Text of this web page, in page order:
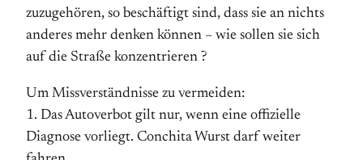
zuzugehören, so beschäftigt sind, dass sie an nichts
anderes mehr denken können – wie sollen sie sich
auf die Straße konzentrieren ?
Um Missverständnisse zu vermeiden:
1. Das Autoverbot gilt nur, wenn eine offizielle
Diagnose vorliegt. Conchita Wurst darf weiter